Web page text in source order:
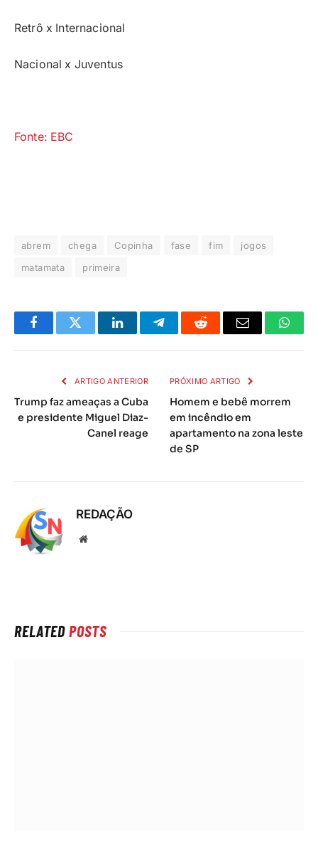
Retrô x Internacional
Nacional x Juventus
Fonte: EBC
abrem chega Copinha fase fim
jogos
matamata
primeira
FacebookTwitter LinkedInTelegramaReddit
E-
ARTIGO ANTERIOR
Trump faz ameaças a Cuba
e presidente Miguel Diaz-
Canel reage
PRÓXIMO ARTIGO
Homem e bebê morrem
em incêndio em
apartamento na zona leste
de SP
REDAÇÃO
Local
RELATEDPOSTS